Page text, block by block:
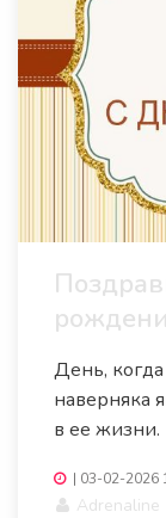
День, когда
наверняка
в ее жизни.
| 03-02-2026
Adrenaline